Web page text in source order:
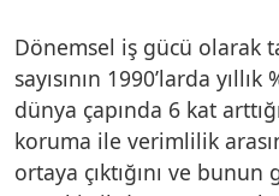
Dönemsel iş gücü olarak
sayısının 1990’larda
dünya çapında 6 kat
koruma ile verimlilik
ortaya çıktığını ve